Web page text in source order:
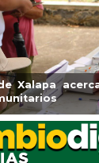
primera
febrero